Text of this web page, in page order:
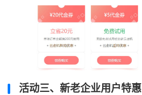
活动三、新老企业用户特惠